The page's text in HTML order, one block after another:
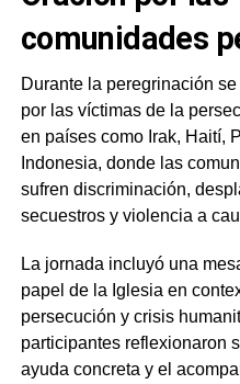
comunidades
Durante la peregrinación
por las víctimas de la
en países como Irak, Haití,
Indonesia, donde las
sufren discriminación,
secuestros y violencia a
La jornada incluyó una
papel de la Iglesia en
persecución y crisis
participantes reflexionaron
ayuda concreta y el